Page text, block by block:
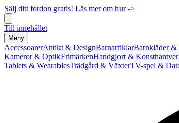
Sälj ditt fordon gratis! Läs mer om hur ->
Till innehållet
Meny
AccessoarerAntikt & DesignBarnartiklarBarnkläder &
Kameror & OptikFrimärkenHandgjort &
Tablets & WearablesTrädgård & VäxterTV-spel &